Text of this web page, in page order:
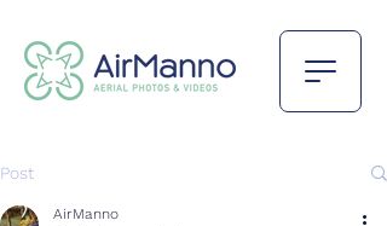
Post
AirManno